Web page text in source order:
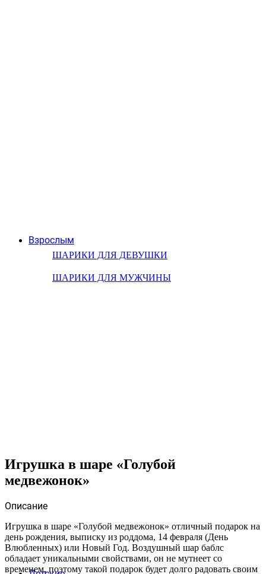
Взрослым
ШАРИКИ ДЛЯ ДЕВУШКИ
ШАРИКИ ДЛЯ МУЖЧИНЫ
Игрушка в шаре «Голубой
медвежонок»
Описание
Игрушка в шаре «Голубой медвежонок» отличный подарок на
день рождения, выписку из роддома, 14 февраля (День
Влюбленных) или Новый Год. Воздушный шар баблс
обладает уникальными свойствами, он не мутнеет со
временем, поэтому такой подарок будет долго радовать своим